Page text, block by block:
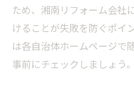
ため、湘南リフォーム会社
けることが失敗を防ぐポイ
は各自治体ホームページで
事前にチェックしましょう。